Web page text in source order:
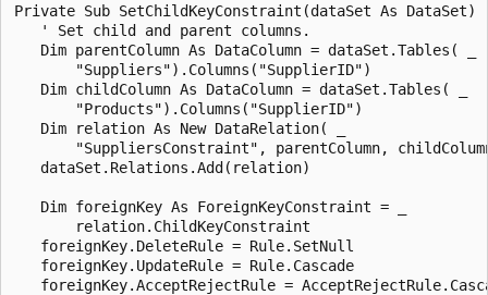
Private Sub SetChildKeyConstraint(dataSet As DataSet)
   ' Set child and parent columns.
   Dim parentColumn As DataColumn = dataSet.Tables( _
       "Suppliers").Columns("SupplierID")
   Dim childColumn As DataColumn = dataSet.Tables( _
       "Products").Columns("SupplierID")
   Dim relation As New DataRelation( _
"SuppliersConstraint", parentColumn,
   dataSet.Relations.Add(relation)
   Dim foreignKey As ForeignKeyConstraint = _
       relation.ChildKeyConstraint
   foreignKey.DeleteRule = Rule.SetNull
   foreignKey.UpdateRule = Rule.Cascade
foreignKey.AcceptRejectRule =